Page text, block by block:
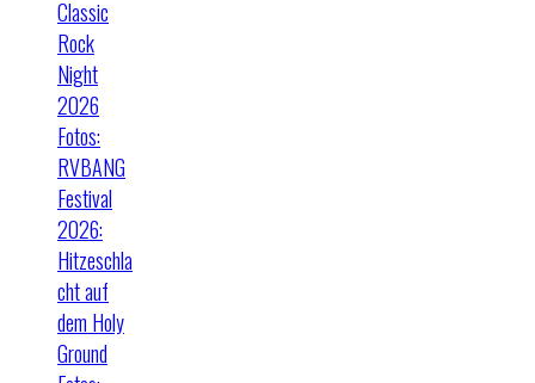
Classic
Rock
Night
2026
Fotos:
RVBANG
Festival
2026:
Hitzeschla
cht auf
dem Holy
Ground